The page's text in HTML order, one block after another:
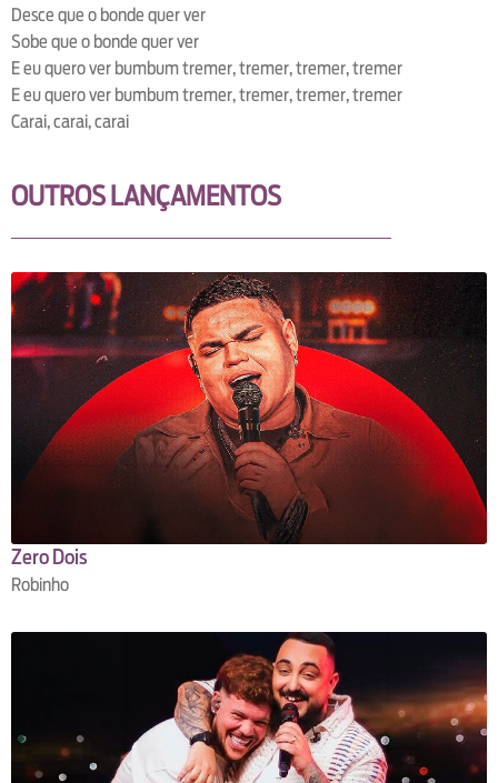
Desce que o bonde quer ver
Sobe que o bonde quer ver
E eu quero ver bumbum tremer, tremer, tremer, tremer
E eu quero ver bumbum tremer, tremer, tremer, tremer
Carai, carai, carai
OUTROS LANÇAMENTOS
Zero Dois
Robinho